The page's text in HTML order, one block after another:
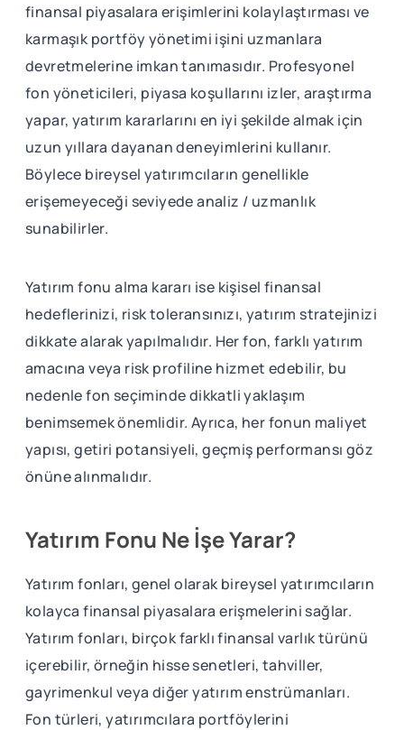
finansal piyasalara erişimlerini kolaylaştırması ve
karmaşık portföy yönetimi işini uzmanlara
devretmelerine imkan tanımasıdır. Profesyonel
fon yöneticileri, piyasa koşullarını izler, araştırma
yapar, yatırım kararlarını en iyi şekilde almak için
uzun yıllara dayanan deneyimlerini kullanır.
Böylece bireysel yatırımcıların genellikle
erişemeyeceği seviyede analiz / uzmanlık
sunabilirler.
Yatırım fonu alma kararı ise kişisel finansal
hedeflerinizi, risk toleransınızı, yatırım stratejinizi
dikkate alarak yapılmalıdır. Her fon, farklı yatırım
amacına veya risk profiline hizmet edebilir, bu
nedenle fon seçiminde dikkatli yaklaşım
benimsemek önemlidir. Ayrıca, her fonun maliyet
yapısı, getiri potansiyeli, geçmiş performansı göz
önüne alınmalıdır.
Yatırım Fonu Ne İşe Yarar?
Yatırım fonları, genel olarak bireysel yatırımcıların
kolayca finansal piyasalara erişmelerini sağlar.
Yatırım fonları, birçok farklı finansal varlık türünü
içerebilir, örneğin hisse senetleri, tahviller,
gayrimenkul veya diğer yatırım enstrümanları.
Fon türleri, yatırımcılara portföylerini